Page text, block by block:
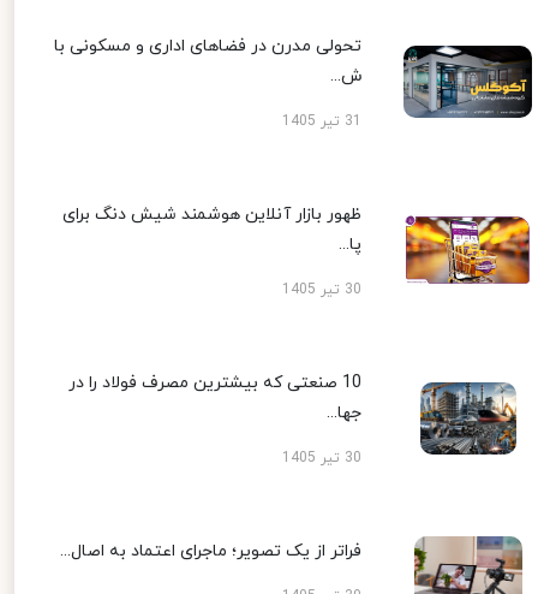
تحولی مدرن در فضاهای اداری و مسکونی با
ش...
ظهور بازار آنلاین هوشمند شیش دنگ برای
پا...
30 تیر 1405
10 صنعتی که بیشترین مصرف فولاد را در
جها...
30 تیر 1405
فراتر از یک تصویر؛ ماجرای اعتماد به اصال...